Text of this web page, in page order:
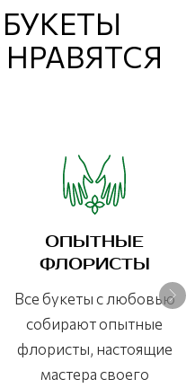
ОПЫТНЫЕ
ФЛОРИСТЫ
Все букеты с любовью
собирают опытные
флористы, настоящие
мастера своего